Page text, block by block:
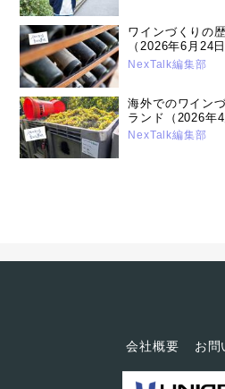
ワインづくりの
（2026年6月24日
NexTalk編集部
海外でのワイン
ランド（2026年4
NexTalk編集部
会社概要 お問